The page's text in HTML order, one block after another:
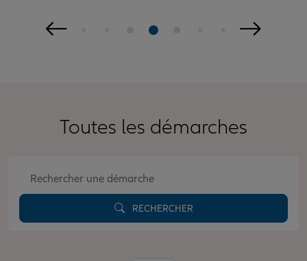
Toutes les démarches
RECHERCHER